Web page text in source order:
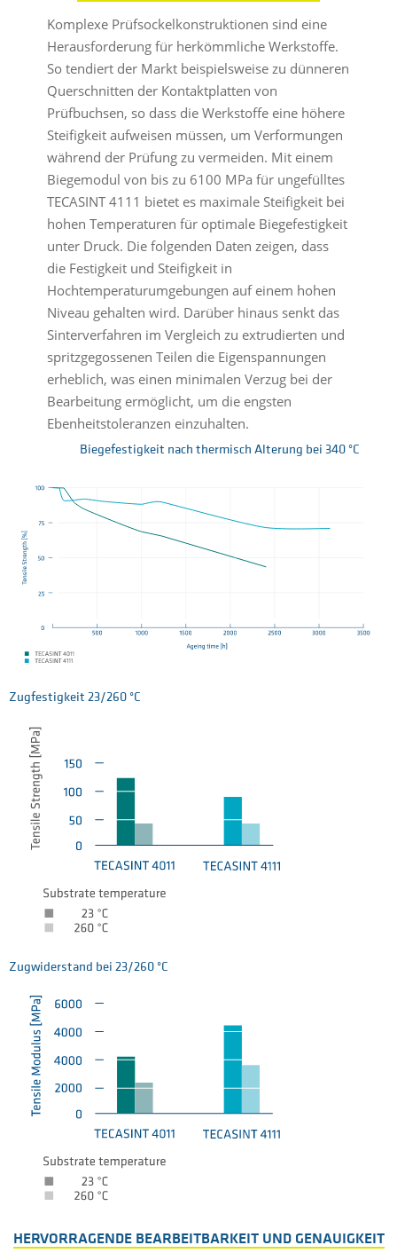
Komplexe Prüfsockelkonstruktionen sind eine
Herausforderung für herkömmliche Werkstoffe.
So tendiert der Markt beispielsweise zu dünneren
Querschnitten der Kontaktplatten von
Prüfbuchsen, so dass die Werkstoffe eine höhere
Steifigkeit aufweisen müssen, um Verformungen
während der Prüfung zu vermeiden. Mit einem
Biegemodul von bis zu 6100 MPa für ungefülltes
TECASINT 4111 bietet es maximale Steifigkeit bei
hohen Temperaturen für optimale Biegefestigkeit
unter Druck. Die folgenden Daten zeigen, dass
die Festigkeit und Steifigkeit in
Hochtemperaturumgebungen auf einem hohen
Niveau gehalten wird. Darüber hinaus senkt das
Sinterverfahren im Vergleich zu extrudierten und
spritzgegossenen Teilen die Eigenspannungen
erheblich, was einen minimalen Verzug bei der
Bearbeitung ermöglicht, um die engsten
Ebenheitstoleranzen einzuhalten.
Biegefestigkeit nach thermisch Alterung bei 340 °C
Zugfestigkeit 23/260 °C
Zugwiderstand bei 23/260 °C
HERVORRAGENDE BEARBEITBARKEIT UND GENAUIGKEIT